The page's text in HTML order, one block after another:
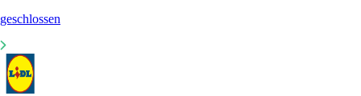
geschlossen